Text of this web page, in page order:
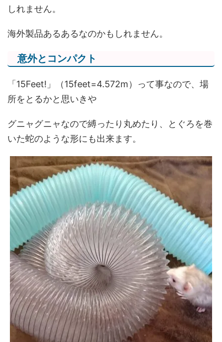
しれません。
海外製品あるあるなのかもしれません。
意外とコンパクト
「15Feet!」（15feet=4.572m）って事なので、場
所をとるかと思いきや
グニャグニャなので縛ったり丸めたり、とぐろを巻
いた蛇のような形にも出来ます。